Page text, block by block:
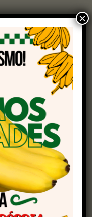
de R$ 130,00
: aumentou de R$
de R$
de R$ 120,00
de R$ 115,00
na
×